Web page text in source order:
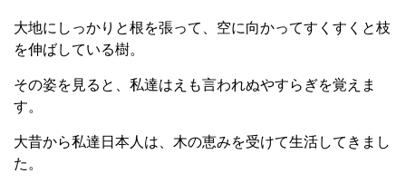
大地にしっかりと根を張って、空に向かってすくすくと枝
を伸ばしている樹。
その姿を見ると、私達はえも言われぬやすらぎを覚えま
す。
大昔から私達日本人は、木の恵みを受けて生活してきまし
た。